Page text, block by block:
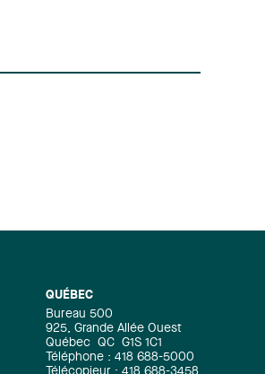
QUÉBEC
Bureau 500
925, Grande Allée Ouest
Québec QC G1S 1C1
Téléphone : 418 688-5000
Télécopieur : 418 688-3458